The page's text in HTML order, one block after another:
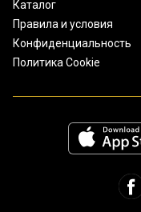
Каталог
Правила и условия
Конфиденциальность
Политика Cookie